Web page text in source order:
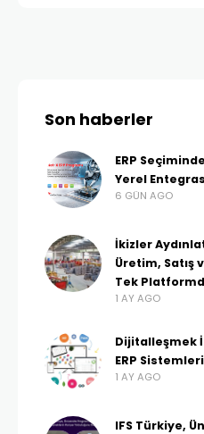
Son haberler
ERP
Yerel
6 GÜN AGO
İkizler
Üretim, Satış
Tek
1 AY AGO
Dijitalleşmek
ERP
1 AY AGO
IFS Türkiye,